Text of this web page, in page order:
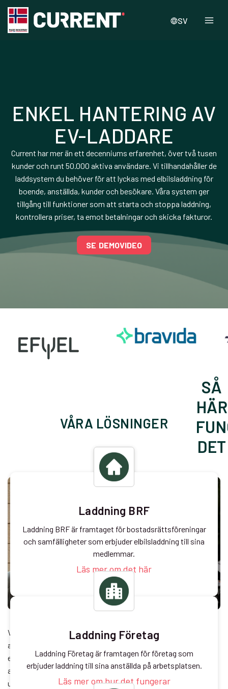
SV
ENKEL HANTERING AV
EV-LADDARE
Current har mer än ett decenniums erfarenhet, över två tusen
kunder och runt 50.000 aktiva användare. Vi tillhandahåller de
laddsystem du behöver för att lyckas med elbilsladdning för
boende, anställda, kunder och besökare. Våra system ger
tillgång till funktioner som att starta och stoppa laddning,
kontrollera priser, ta emot betalningar och skicka fakturor.
SE DEMOVIDEO
SÅ
HÄR
DET
Vi samlar alla dina laddare i ett och samma system. När du
ansluter dina laddare till systemet kan du hantera dem alla från
en och samma kontrollpanel. Det gör det möjligt att
automatisera saker som prisändringar, uppdateringar,
underhåll och fakturering. Det spelar ingen roll om det är en
VÅRA LÖSNINGER
Laddning BRF
Laddning BRF är framtaget för bostadsrättsföreningar
och samfälligheter som erbjuder elbilsladdning till sina
medlemmar.
Läs mer om det här
Laddning Företag
Laddning Företag är framtagen för företag som
erbjuder laddning till sina anställda på arbetsplatsen.
Läs mer om hur det fungerar